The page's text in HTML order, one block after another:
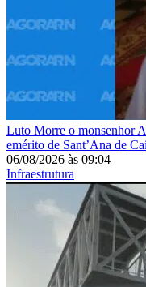
Luto Morre o monsenhor
emérito de Sant’Ana de
06/08/2026 às 09:04
Infraestrutura